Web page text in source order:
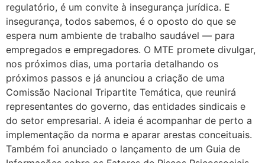
regulatório, é um convite à insegurança jurídica. E
insegurança, todos sabemos, é o oposto do que se
espera num ambiente de trabalho saudável — para
empregados e empregadores. O MTE promete divulgar,
nos próximos dias, uma portaria detalhando os
próximos passos e já anunciou a criação de uma
Comissão Nacional Tripartite Temática, que reunirá
representantes do governo, das entidades sindicais e
do setor empresarial. A ideia é acompanhar de perto a
implementação da norma e aparar arestas conceituais.
Também foi anunciado o lançamento de um Guia de